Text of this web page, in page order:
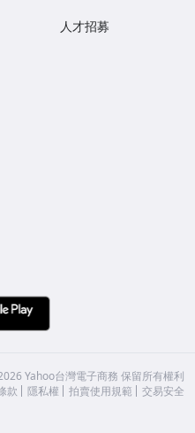
人才招募
Yahoo台灣電子商務 保留所有權利
款
隱私權 拍賣使用規範 交易安全